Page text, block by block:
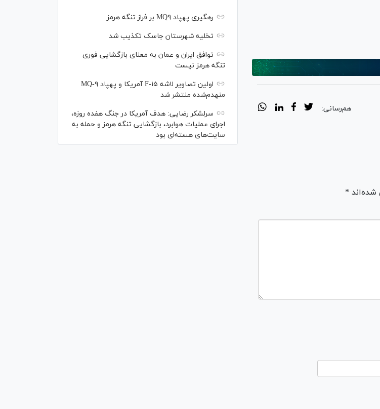
هم‌رسانی:
شده‌اند *
رهگیری پهپاد MQ۹ بر فراز تنگه هرمز
تخلیه شهرستان جاسک تکذیب شد
توافق ایران و عمان به معنای بازگشایی فوری
تنگه هرمز نیست
اولین تصاویر لاشه F-۱۵ آمریکا و پهپاد MQ-۹
منهدم‌شده منتشر شد
سرلشکر رضایی: هدف آمریکا در جنگ هفده روزه،
اجرای عملیات هوابرد، بازگشایی تنگه هرمز و حمله به
سایت‌های هسته‌ای بود